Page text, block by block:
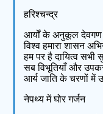
हरिश्चन्द्र
आर्यों के अनुकूल देवगण
विश्व हमारा शासन
हम पर है दायित्व सभी
सब विभूतियाँ और
आर्य जाति के चरणों में
नेपथ्य में घोर गर्जन